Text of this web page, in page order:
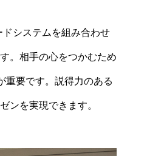
システムを組み合わせ
。相手の心をつかむため
重要です。説得力のある
ンを実現できます。